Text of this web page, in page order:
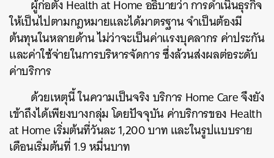
ผู้ก่อตั้ง Health at Home อธิบายว่า การดำเนินธุรกิจ
ให้เป็นไปตามกฎหมายและได้มาตรฐาน จำเป็นต้องมี
ต้นทุนในหลายด้าน ไม่ว่าจะเป็นค่าแรงบุคลากร ค่าประกัน
และค่าใช้จ่ายในการบริหารจัดการ ซึ่งล้วนส่งผลต่อระดับ
ค่าบริการ
ด้วยเหตุนี้ ในความเป็นจริง บริการ Home Care จึงยัง
เข้าถึงได้เพียงบางกลุ่ม โดยปัจจุบัน ค่าบริการของ Health
at Home เริ่มต้นที่วันละ 1,200 บาท และในรูปแบบราย
เดือนเริ่มต้นที่ 1.9 หมื่นบาท